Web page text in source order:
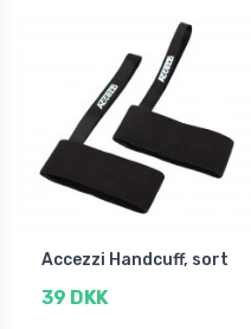
Accezzi Handcuff, sort
39 DKK